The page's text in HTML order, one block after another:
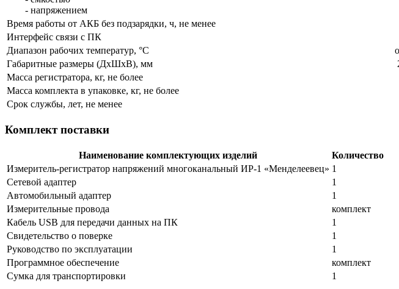
- напряжением
Время работы от АКБ без подзарядки, ч, не менее
Интерфейс связи с ПК
Диапазон рабочих температур, °С
Габаритные размеры (ДхШхВ), мм
Масса регистратора, кг, не более
Масса комплекта в упаковке, кг, не более
Срок службы, лет, не менее
Комплект поставки
Наименование комплектующих изделий
Количество
Измеритель-регистратор напряжений многоканальный ИР-1 «Менделеевец» 1
Сетевой адаптер
1
Автомобильный адаптер
1
Измерительные провода
комплект
Кабель USB для передачи данных на ПК
1
Свидетельство о поверке
1
Руководство по эксплуатации
1
Программное обеспечение
комплект
Сумка для транспортировки
1